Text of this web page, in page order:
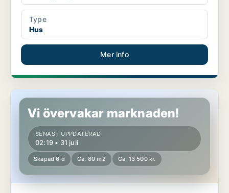
Type
Hus
Mer info
Hus i Helsingborg
Vi övervakar marknaden!
SENAST UPPDATERAD
02:19 • 31 juli
Skapad 6 d Ca. 80 m2 Ca. 13 500 kr.